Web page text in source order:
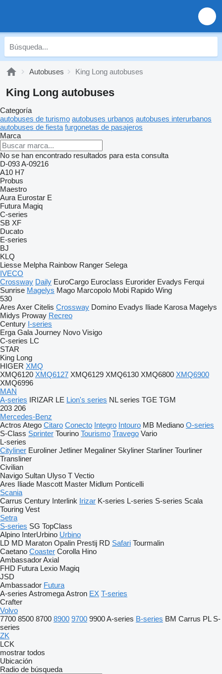
Autobuses King Long autobuses
King Long autobuses
Categoría
autobuses de turismo autobuses urbanos autobuses interurbanos
autobuses de fiesta furgonetas de pasajeros
Marca
No se han encontrado resultados para esta consulta
D-093A-09216
A10 H7
Probus
Maestro
Aura Eurostar E
Futura Magiq
C-series
SB XF
Ducato
E-series
BJ
KLQ
Liesse Melpha Rainbow Ranger Selega
IVECO
Crossway Daily EuroCargo Euroclass Eurorider Evadys Ferqui
Sunrise Magelys Mago Marcopolo Mobi Rapido Wing
530
Ares Axer Citelis Crossway Domino Evadys Iliade Karosa Magelys
Midys Proway Recreo
Century I-series
Erga Gala Journey Novo Visigo
C-series LC
STAR
King Long
HIGER XMQ
XMQ6120 XMQ6127 XMQ6129 XMQ6130 XMQ6800 XMQ6900
XMQ6996
MAN
A-series IRIZAR LE Lion's series NL series TGE TGM
203 206
Mercedes-Benz
Actros Atego Citaro Conecto Integro Intouro MB Mediano O-series
S-Class Sprinter Tourino Tourismo Travego Vario
L-series
Cityliner Euroliner Jetliner Megaliner Skyliner Starliner Tourliner
Transliner
Civilian
Navigo Sultan Ulyso T Vectio
Ares Iliade Mascott Master Midlum Ponticelli
Scania
Carrus Century Interlink Irizar K-series L-series S-series Scala
Touring Vest
Setra
S-series SG TopClass
Alpino InterUrbino Urbino
LD MD Maraton Opalin Prestij RD Safari Tourmalin
Caetano Coaster Corolla Hino
AmbassadorAxial
FHD Futura Lexio Magiq
JSD
Ambassador Futura
A-series AstromegaAstron EX T-series
Crafter
Volvo
7700 8500 8700 8900 9700 9900A-series B-series BM Carrus PL S-
series
ZK
LCK
mostrar todos
Ubicación
Radio de búsqueda